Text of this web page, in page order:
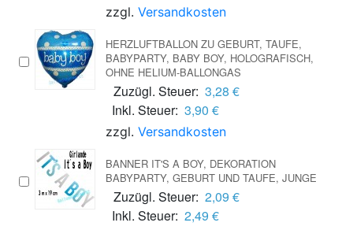
zzgl. Versandkosten
HERZLUFTBALLON ZU GEBURT, TAUFE,
BABYPARTY, BABY BOY, HOLOGRAFISCH,
OHNE HELIUM-BALLONGAS
Zuzügl. Steuer: 3,28 €
Inkl. Steuer: 3,90 €
zzgl. Versandkosten
BANNER IT'S A BOY, DEKORATION
BABYPARTY, GEBURT UND TAUFE, JUNGE
Zuzügl. Steuer: 2,09 €
Inkl. Steuer: 2,49 €